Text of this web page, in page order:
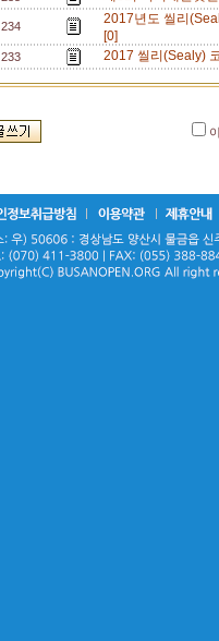
234
2017년도 씰리
[0]
233 2017 씰리(Sealy)